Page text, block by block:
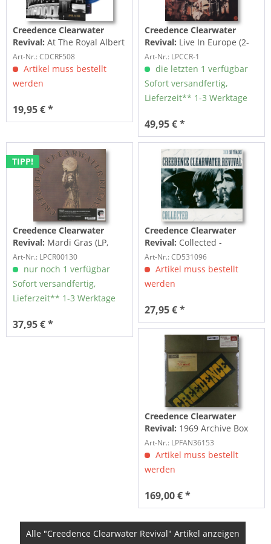
Creedence Clearwater
Revival:At The Royal Albert
Hall (CD)
Art-Nr.: CDCRF508
Artikel muss bestellt
werden
19,95 € *
Creedence Clearwater
Revival: Live In Europe (2-
LP, Gatefold Cover)
Art-Nr.: LPCCR-1
die letzten 1 verfügbar
Sofort versandfertig,
Lieferzeit** 1-3 Werktage
49,95 € *
TIPP!
Creedence Clearwater
Revival: Mardi Gras (LP,
180g Vinyl)
Art-Nr.: LPCR00130
nur noch 1 verfügbar
Sofort versandfertig,
Lieferzeit** 1-3 Werktage
37,95 € *
Creedence Clearwater
Revival: Collected -
Ultimate (3-CD)
Art-Nr.: CD531096
Artikel muss bestellt
werden
27,95 € *
Creedence Clearwater
Revival: 1969 Archive Box
Set (3-LP, 3-7inch, 3-CD,
Ltd.)
Art-Nr.: LPFAN36153
Artikel muss bestellt
werden
169,00 € *
Alle "Creedence Clearwater Revival" Artikel anzeigen